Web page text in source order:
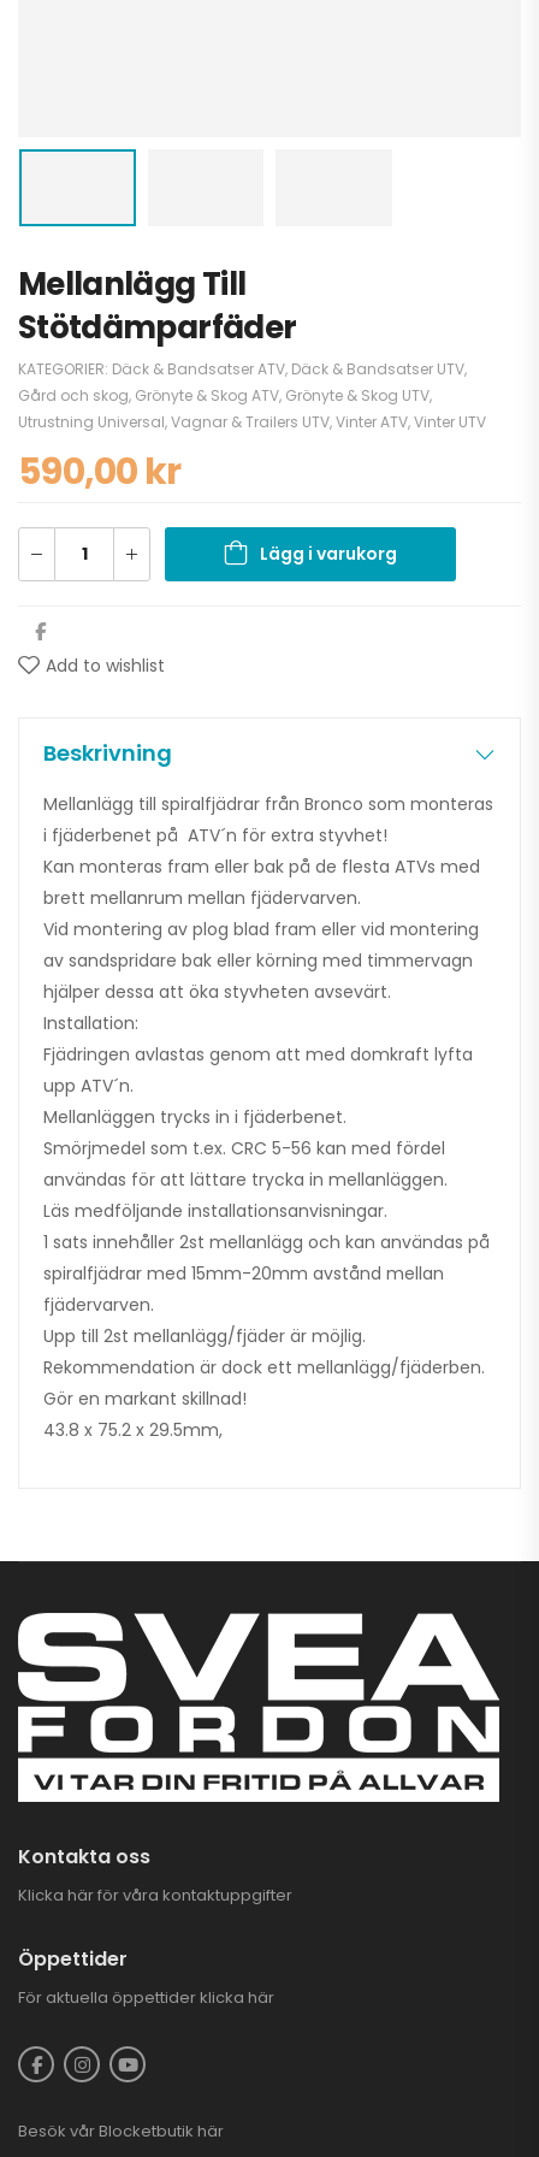
Mellanlägg Till
Stötdämparfäder
KATEGORIER: Däck & Bandsatser ATV, Däck & Bandsatser UTV,
Gård och skog, Grönyte & Skog ATV, Grönyte & Skog UTV,
Utrustning Universal,Vagnar & Trailers UTV,Vinter ATV,Vinter UTV
590,00kr
Lägg i varukorg
Add to wishlist
Beskrivning
Mellanlägg till spiralfjädrar från Bronco som monteras
i fjäderbenet på ATV´n för extra styvhet!
Kan monteras fram eller bak på de flesta ATVs med
brett mellanrum mellan fjädervarven.
Vid montering av plog blad fram eller vid montering
av sandspridare bak eller körning med timmervagn
hjälper dessa att öka styvheten avsevärt.
Installation:
Fjädringen avlastas genom att med domkraft lyfta
upp ATV´n.
Mellanläggen trycks in i fjäderbenet.
Smörjmedel som t.ex. CRC 5-56 kan med fördel
användas för att lättare trycka in mellanläggen.
Läs medföljande installationsanvisningar.
1 sats innehåller 2st mellanlägg och kan användas på
spiralfjädrar med 15mm-20mm avstånd mellan
fjädervarven.
Upp till 2st mellanlägg/fjäder är möjlig.
Rekommendation är dock ett mellanlägg/fjäderben.
Gör en markant skillnad!
43.8 x 75.2 x 29.5mm,
Kontakta oss
Klicka här för våra kontaktuppgifter
Öppettider
För aktuella öppettider klicka här
Besök vår Blocketbutik här